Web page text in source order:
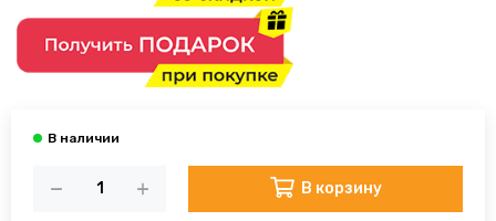
В корзину